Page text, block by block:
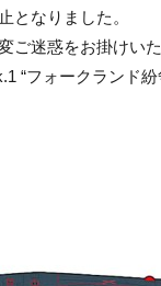
となりました。
ご迷惑をお掛けい
“フォークランド紛